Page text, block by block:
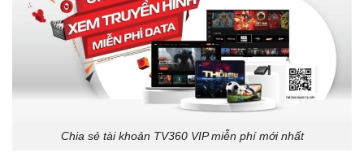
Chia sẻ tài khoản TV360 VIP miễn phí mới nhất